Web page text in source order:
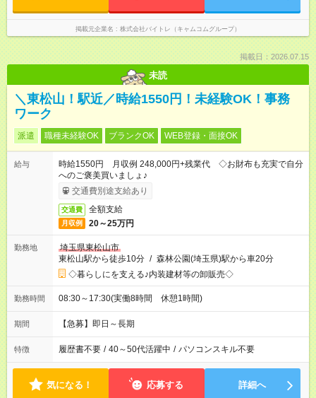
掲載元企業名 株式会社バイトレ（キャムコムグループ）
掲載日：2026.07.15
未読
＼東松山！駅近／時給1550円！未経験OK！事務
ワーク
派遣 職種未経験OK ブランクOK WEB登録・面接OK
給与
時給1550円 月収例 248,000円+残業代 ◇お財布も充実で自分
へのご褒美買いましょ♪
交通費別途支給あり
交通費 全額支給
月収例 20～25万円
勤務地
埼玉県東松山市
東松山駅から徒歩10分 / 森林公園(埼玉県)駅から車20分
◇暮らしにを支える♪内装建材等の卸販売◇
勤務時間 08:30～17:30(実働8時間 休憩1時間)
期間 【急募】即日～長期
特徴 履歴書不要 / 40～50代活躍中 / パソコンスキル不要
気になる！ 応募する 詳細へ